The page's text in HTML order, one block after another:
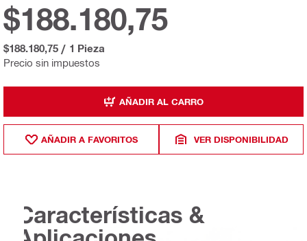
Precio sin impuestos
$188.180,75
$188.180,75 / 1 Pieza
AÑADIR AL CARRO
AÑADIR A FAVORITOS VER DISPONIBILIDAD
Características &